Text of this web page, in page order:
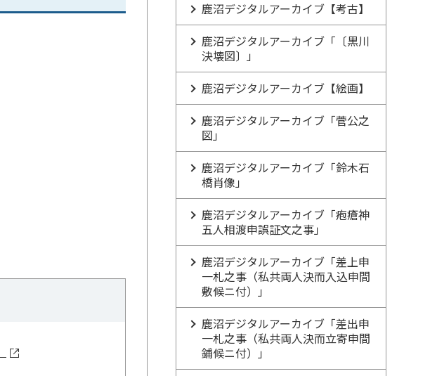
鹿沼デジタルアーカイブ【考古】
鹿沼デジタルアーカイブ「〔黒川
決壊図〕」
鹿沼デジタルアーカイブ【絵画】
鹿沼デジタルアーカイブ「菅公之
図」
鹿沼デジタルアーカイブ「鈴木石
橋肖像」
鹿沼デジタルアーカイブ「疱瘡神
五人相渡申誤証文之事」
鹿沼デジタルアーカイブ「差上申
一札之事（私共両人決而入込申間
敷候ニ付）」
鹿沼デジタルアーカイブ「差出申
一札之事（私共両人決而立寄申間
鋪候ニ付）」